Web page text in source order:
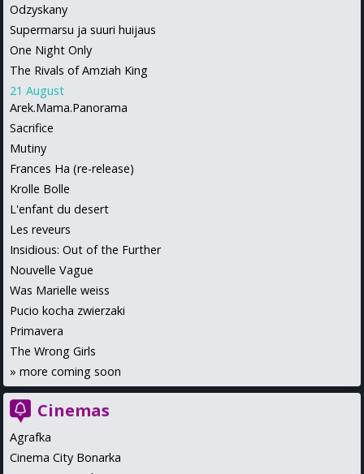
Odzyskany
Supermarsu ja suuri huijaus
One Night Only
The Rivals of Amziah King
21 August
Arek.Mama.Panorama
Sacrifice
Mutiny
Frances Ha (re-release)
Krolle Bolle
L'enfant du desert
Les reveurs
Insidious: Out of the Further
Nouvelle Vague
Was Marielle weiss
Pucio kocha zwierzaki
Primavera
The Wrong Girls
» more coming soon
Cinemas
Agrafka
Cinema City Bonarka